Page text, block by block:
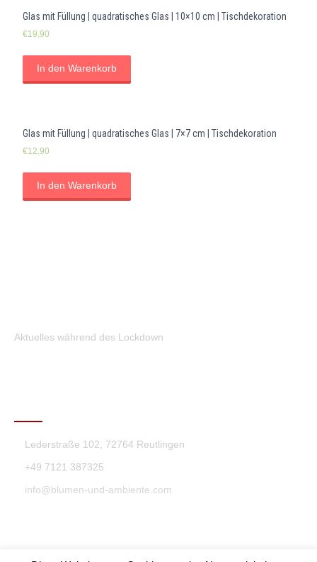
Glas mit Füllung | quadratisches Glas | 10×10 cm | Tischdekoration
€19,90
In den Warenkorb
Glas mit Füllung | quadratisches Glas | 7×7 cm | Tischdekoration
€12,90
In den Warenkorb
Aktuelles während des Lockdown
Lederstraße 102, 72764 Reutlingen
+49 7121 387325
info@blumen-und-ambiente.com